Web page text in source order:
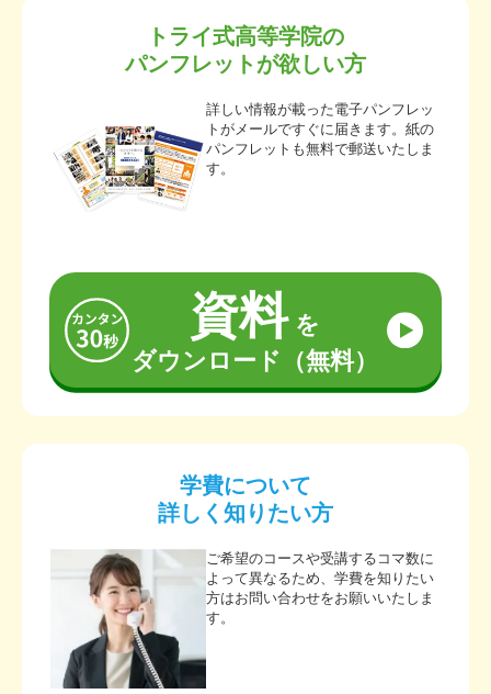
トライ式高等学院の
パンフレットが欲しい方
詳しい情報が載った電子パンフレッ
トがメールですぐに届きます。紙の
パンフレットも無料で郵送いたしま
す。
資料を
ダウンロード（無料）
学費について
詳しく知りたい方
ご希望のコースや受講するコマ数に
よって異なるため、学費を知りたい
方はお問い合わせをお願いいたしま
す。